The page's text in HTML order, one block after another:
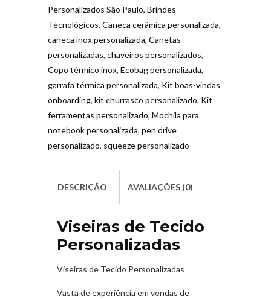
Personalizados São Paulo, Brindes
Técnológicos, Caneca cerâmica personalizada,
caneca inox personalizada, Canetas
personalizadas, chaveiros personalizados,
Copo térmico inox, Ecobag personalizada,
garrafa térmica personalizada, Kit boas-vindas
onboarding, kit churrasco personalizado, Kit
ferramentas personalizado, Mochila para
notebook personalizada, pen drive
personalizado, squeeze personalizado
DESCRIÇÃO AVALIAÇÕES (0)
Viseiras de Tecido
Personalizadas
Viseiras de Tecido Personalizadas
Vasta de experiência em vendas de